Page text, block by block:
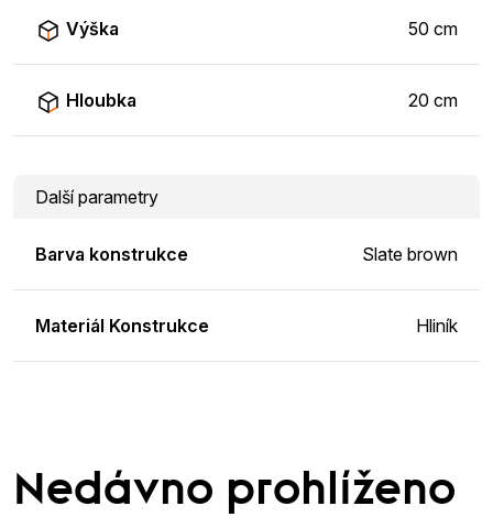
Výška 50 cm
Hloubka 20 cm
Další parametry
Barva konstrukce Slate brown
Materiál Konstrukce Hliník
Nedávno prohlíženo